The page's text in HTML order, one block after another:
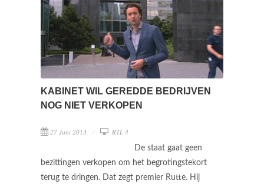
KABINET WIL GEREDDE BEDRIJVEN
NOG NIET VERKOPEN
27 Juni 2013 RTL 4
De staat gaat geen
bezittingen verkopen om het begrotingstekort
terug te dringen. Dat zegt premier Rutte. Hij